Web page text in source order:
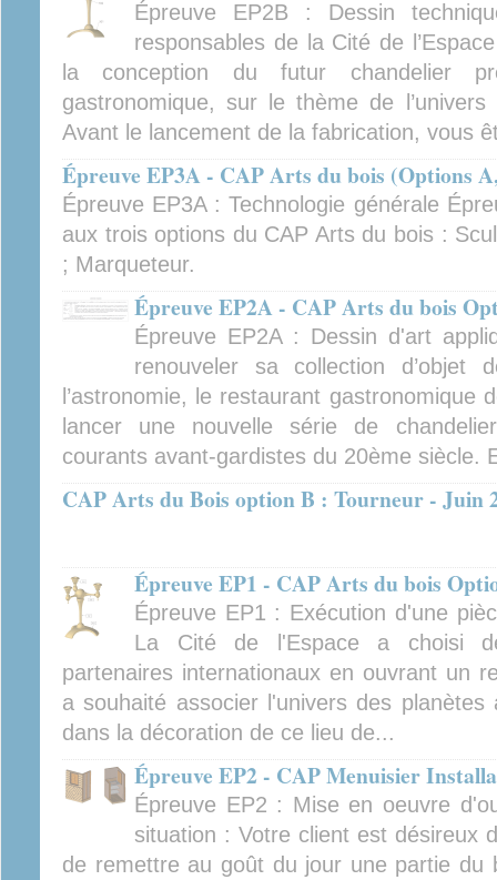
Épreuve EP2B : Dessin
responsables de la Cité de
la conception du futur chandelier
gastronomique, sur le thème de
Avant le lancement de la fabrication, vous
Épreuve EP3A - CAP Arts du bois (Options
Épreuve EP3A : Technologie générale
aux trois options du CAP Arts du bois :
; Marqueteur.
Épreuve EP2A - CAP Arts du bois
Épreuve EP2A : Dessin d'art
renouveler sa collection d’objet
l’astronomie, le restaurant gastronomique
lancer une nouvelle série de
courants avant-gardistes du 20ème siècle.
CAP Arts du Bois option B : Tourneur - Juin
Épreuve EP1 - CAP Arts du bois
Épreuve EP1 : Exécution d'une
La Cité de l'Espace a choisi
partenaires internationaux en ouvrant un
a souhaité associer l'univers des
dans la décoration de ce lieu de...
Épreuve EP2 - CAP Menuisier
Épreuve EP2 : Mise en oeuvre
situation : Votre client est désireux
de remettre au goût du jour une partie du